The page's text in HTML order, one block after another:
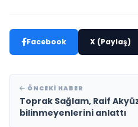
Facebook X (Paylaş)
ÖNCEKI HABER
Toprak Sağlam, Raif
bilinmeyenlerini anlattı